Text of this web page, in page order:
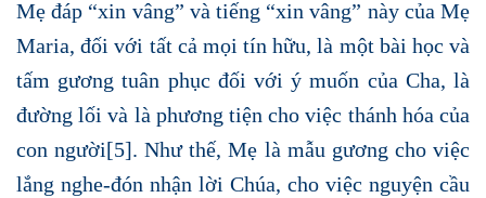
Mẹ đáp “xin vâng” và tiếng “xin vâng” này của Mẹ
Maria, đối với tất cả mọi tín hữu, là một bài học và
tấm gương tuân phục đối với ý muốn của Cha, là
đường lối và là phương tiện cho việc thánh hóa của
con người[5]. Như thế, Mẹ là mẫu gương cho việc
lắng nghe-đón nhận lời Chúa, cho việc nguyện cầu